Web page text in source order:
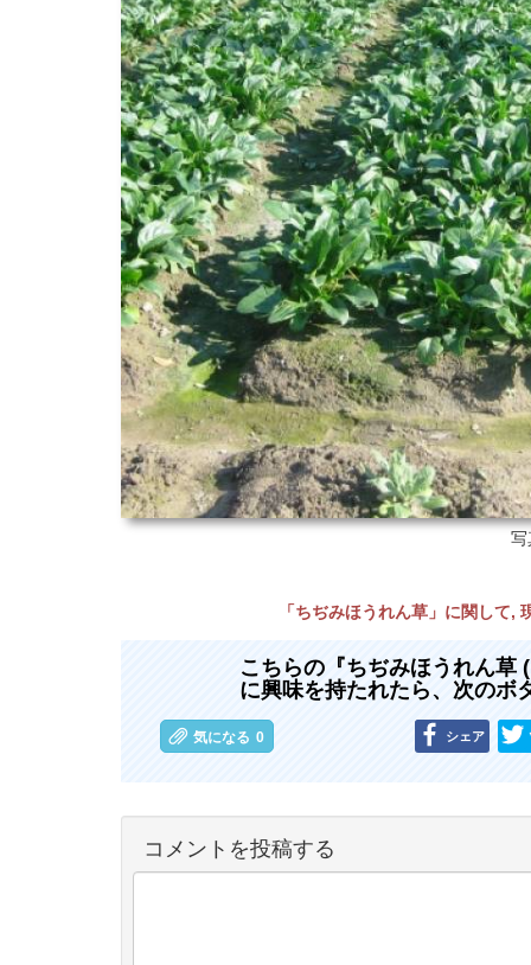
写
「ちぢみほうれん草」に関して,
こちらの『ちぢみほうれん草
に興味を持たれたら、次のボ
気になる 0 シェア
コメントを投稿する